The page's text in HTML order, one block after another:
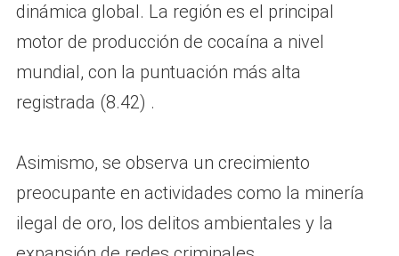
dinámica global. La región es el principal
motor de producción de cocaína a nivel
mundial, con la puntuación más alta
registrada (8.42) .
Asimismo, se observa un crecimiento
preocupante en actividades como la minería
ilegal de oro, los delitos ambientales y la